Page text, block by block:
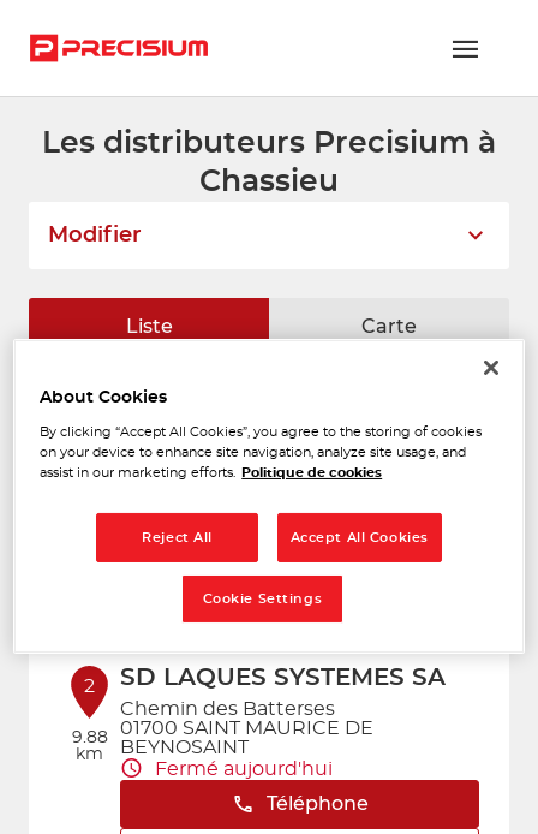
RÉSEAU PRECISIUM
ESPACE ADHÉRENT
Les distributeurs Precisium à
Chassieu
Modifier
Liste Carte
9.88
RAINBOW REFINISH
Chemin des Batterses
01700 SAINT MAURICE DE
BEYNOSAINT
Téléphone
Voir plus
2
9.88
km
SD LAQUES SYSTEMES SA
Chemin des Batterses
01700 SAINT MAURICE DE
BEYNOSAINT
Fermé aujourd'hui
Téléphone
About Cookies
By clicking “Accept All Cookies”, you agree to the storing of cookies
on your device to enhance site navigation, analyze site usage, and
assist in our marketing efforts.
Politique de cookies
Reject All Accept All Cookies
Cookie Settings